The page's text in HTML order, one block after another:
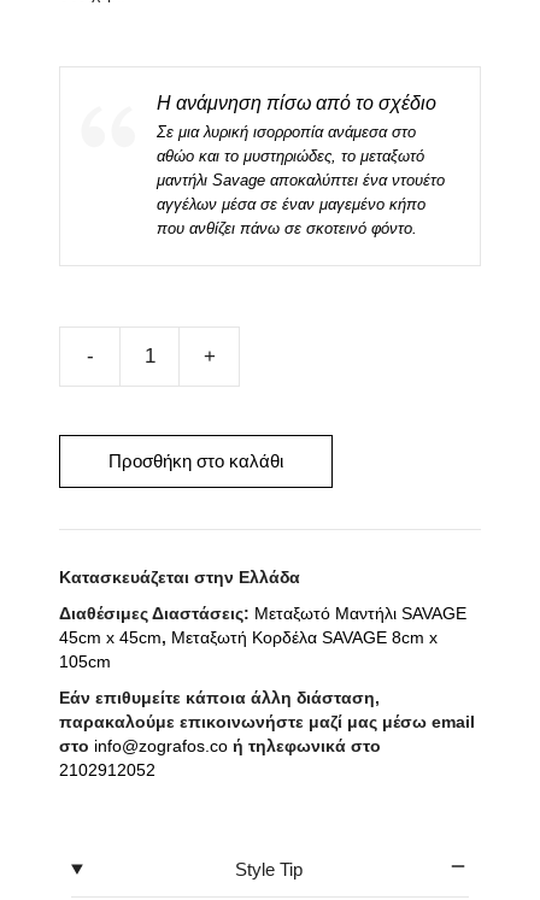
Η ανάμνηση πίσω από το σχέδιο
Σε μια λυρική ισορροπία ανάμεσα στο
αθώο και το μυστηριώδες, το μεταξωτό
μαντήλι Savage αποκαλύπτει ένα ντουέτο
αγγέλων μέσα σε έναν μαγεμένο κήπο
που ανθίζει πάνω σε σκοτεινό φόντο.
SAVAGE
100cm
x
Προσθήκη στο καλάθι
Κατασκευάζεται στην Ελλάδα
Διαθέσιμες Διαστάσεις: Μεταξωτό Μαντήλι SAVAGE
45cm x 45cm, Μεταξωτή Κορδέλα SAVAGE 8cm x
105cm
Εάν επιθυμείτε κάποια άλλη διάσταση,
παρακαλούμε επικοινωνήστε μαζί μας μέσω email
στο info@zografos.co ή τηλεφωνικά στο
2102912052
Style Tip